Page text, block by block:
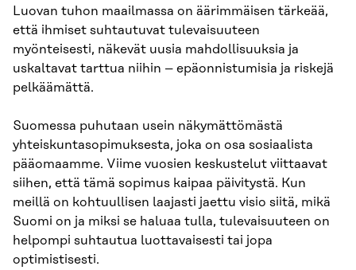
Luovan tuhon maailmassa on äärimmäisen tärkeää,
että ihmiset suhtautuvat tulevaisuuteen
myönteisesti, näkevät uusia mahdollisuuksia ja
uskaltavat tarttua niihin – epäonnistumisia ja riskejä
pelkäämättä.
Suomessa puhutaan usein näkymättömästä
yhteiskuntasopimuksesta, joka on osa sosiaalista
pääomaamme. Viime vuosien keskustelut viittaavat
siihen, että tämä sopimus kaipaa päivitystä. Kun
meillä on kohtuullisen laajasti jaettu visio siitä, mikä
Suomi on ja miksi se haluaa tulla, tulevaisuuteen on
helpompi suhtautua luottavaisesti tai jopa
optimistisesti.